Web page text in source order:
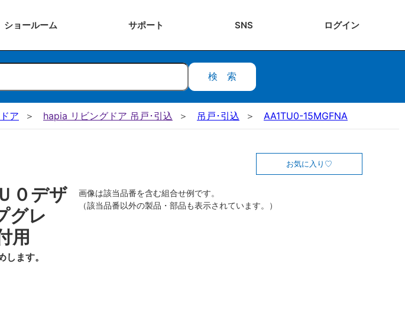
ショールーム サポート SNS ログイン
検索
ア hapia リビングドア 吊戸･引込 吊戸･引込 AA1TU0-15MGFNA
０デザ
グレ
用
ます。
お気に入り
画像は該当品番を含む組合せ例です。
（該当品番以外の製品・部品も表示されています。）